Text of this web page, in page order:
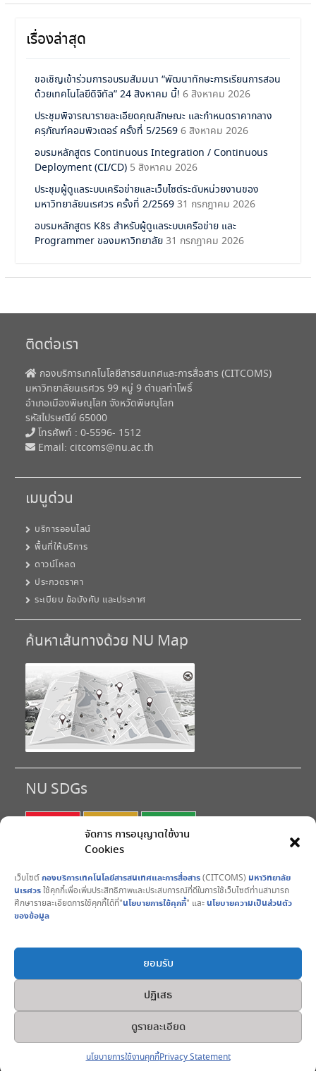
จัดการ การอนุญาตใช้งาน
Cookies
เว็บไซต์กองบริการเทคโนโลยีสารสนเทศและการสื่อสาร(CITCOMS) มหาวิทยาลัย
นเรศวรใช้คุกกี้เพื่อเพิ่มประสิทธิภาพและประสบการณ์ที่ดีในการใช้เว็บไซต์ท่านสามารถ
ศึกษารายละเอียดการใช้คุกกี้ได้ที่"นโยบายการใช้คุกกี้" และนโยบายความเป็นส่วนตัว
ของข้อมูล
ยอมรับ
ปฏิเสธ
ดูรายละเอียด
นโยบายการใช้งานคุกกี้Privacy Statement
เรื่องล่าสุด
ขอเชิญเข้าร่วมการอบรมสัมมนา “พัฒนาทักษะการเรียนการสอน
ด้วยเทคโนโลยีดิจิทัล” 24 สิงหาคม นี้! 6 สิงหาคม 2026
ประชุมพิจารณารายละเอียดคุณลักษณะ และกำหนดราคากลาง
ครุภัณฑ์คอมพิวเตอร์ ครั้งที่ 5/2569 6 สิงหาคม 2026
อบรมหลักสูตร Continuous Integration / Continuous
Deployment (CI/CD) 5 สิงหาคม 2026
ประชุมผู้ดูแลระบบเครือข่ายและเว็บไซต์ระดับหน่วยงานของ
มหาวิทยาลัยนเรศวร ครั้งที่ 2/2569 31 กรกฎาคม 2026
อบรมหลักสูตร K8s สำหรับผู้ดูแลระบบเครือข่าย และ
Programmer ของมหาวิทยาลัย 31 กรกฎาคม 2026
ติดต่อเรา
กองบริการเทคโนโลยีสารสนเทศและการสื่อสาร (CITCOMS)
มหาวิทยาลัยนเรศวร 99 หมู่ 9 ตำบลท่าโพธิ์
อำเภอเมืองพิษณุโลก จังหวัดพิษณุโลก
รหัสไปรษณีย์ 65000
โทรศัพท์ : 0-5596- 1512
Email: citcoms@nu.ac.th
เมนูด่วน
บริการออนไลน์
พื้นที่ให้บริการ
ดาวน์โหลด
ประกวดราคา
ระเบียบ ข้อบังคับ และประกาศ
ค้นหาเส้นทางด้วย NU Map
NU SDGs
SDG 5
SDG 7
SDG 8
SDG 9
SDG10
SDG11
SDG12
Copyright © All rights reserved. 2017 CITCOMS มหาวิทยาลัย
University Hub byWEN Themes